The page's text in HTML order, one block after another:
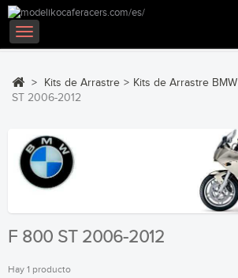
Navegación
Toggle
> Kits de Arrastre > Kits de Arrastre BMW
ST 2006-2012
F 800 ST 2006-2012
Hay 1 producto